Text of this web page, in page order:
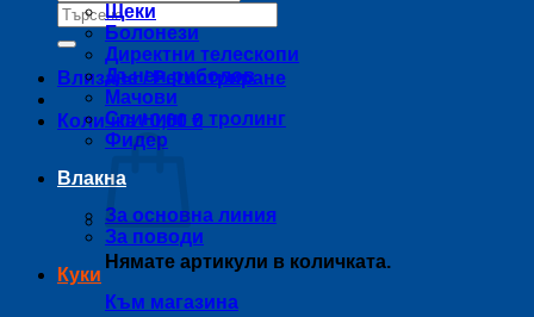
Търсене
за:
Влизане / Регистриране
Количка /0,00 €
Нямате артикули в количката.
Към магазина
Щеки
Болонези
Директни телескопи
Дънен риболов
Мачови
Спининг и тролинг
Фидер
Влакна
За основна линия
За поводи
Куки